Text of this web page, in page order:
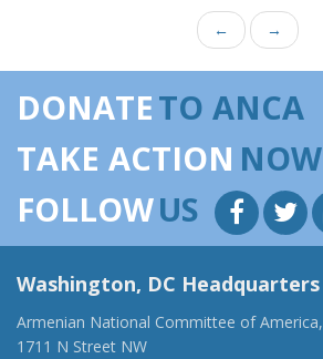
← →
DONATETO ANCA
TAKE ACTION NOW
FOLLOWUS
Washington, DC Headquarters
Armenian National Committee of America,
1711 N Street NW